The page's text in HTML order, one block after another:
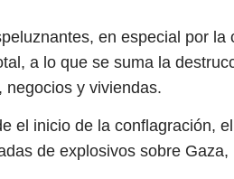
en especial por
a lo que se suma la
negocios y viviendas.
el inicio de la conflagración,
de explosivos sobre